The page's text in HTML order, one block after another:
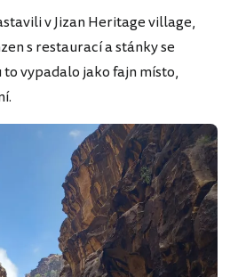
v Jizan Heritage village,
s restaurací a stánky se
vypadalo jako fajn místo,